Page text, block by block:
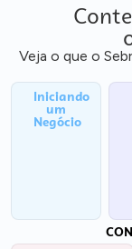
Veja o que o
Iniciando
um
Negócio